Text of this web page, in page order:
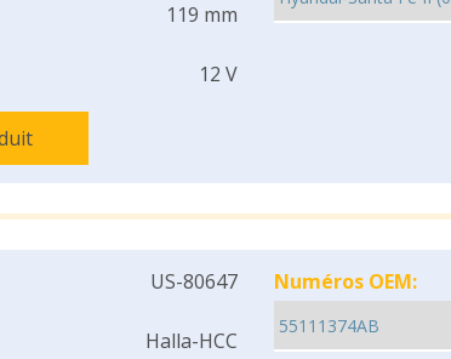
119 mm
12 V
US-80647
Halla-HCC
Numéros OEM: